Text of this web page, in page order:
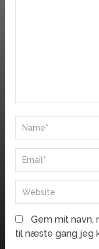
Gem mit navn,
til næste gang jeg